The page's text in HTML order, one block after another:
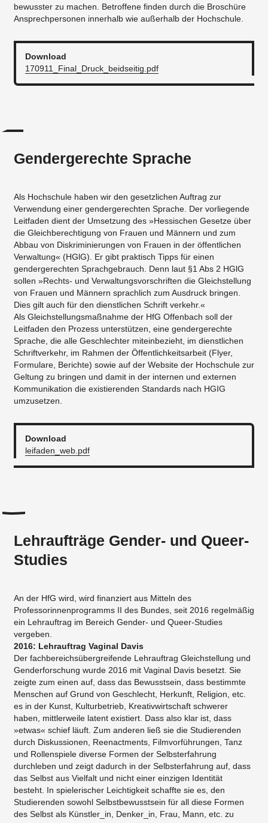
bewusster zu machen. Betroffene finden durch die Broschüre
Ansprechpersonen innerhalb wie außerhalb der Hochschule.
Download
170911_Final_Druck_beidseitig.pdf
Gendergerechte Sprache
Als Hochschule haben wir den gesetzlichen Auftrag zur
Verwendung einer gendergerechten Sprache. Der vorliegende
Leitfaden dient der Umsetzung des »Hessischen Gesetze über
die Gleichberechtigung von Frauen und Männern und zum
Abbau von Diskriminierungen von Frauen in der öffentlichen
Verwaltung« (HGlG). Er gibt praktisch Tipps für einen
gendergerechten Sprachgebrauch. Denn laut §1 Abs 2 HGlG
sollen »Rechts- und Verwaltungsvorschriften die Gleichstellung
von Frauen und Männern sprachlich zum Ausdruck bringen.
Dies gilt auch für den dienstlichen Schrift verkehr.«
Als Gleichstellungsmaßnahme der HfG Offenbach soll der
Leitfaden den Prozess unterstützen, eine gendergerechte
Sprache, die alle Geschlechter miteinbezieht, im dienstlichen
Schriftverkehr, im Rahmen der Öffentlichkeitsarbeit (Flyer,
Formulare, Berichte) sowie auf der Website der Hochschule zur
Geltung zu bringen und damit in der internen und externen
Kommunikation die existierenden Standards nach HGIG
umzusetzen.
Download
leifaden_web.pdf
Lehraufträge Gender- und Queer-
Studies
An der HfG wird, wird finanziert aus Mitteln des
Professorinnenprogramms II des Bundes, seit 2016 regelmäßig
ein Lehrauftrag im Bereich Gender- und Queer-Studies
vergeben.
2016: Lehrauftrag Vaginal Davis
Der fachbereichsübergreifende Lehrauftrag Gleichstellung und
Genderforschung wurde 2016 mit Vaginal Davis besetzt. Sie
zeigte zum einen auf, dass das Bewusstsein, dass bestimmte
Menschen auf Grund von Geschlecht, Herkunft, Religion, etc.
es in der Kunst, Kulturbetrieb, Kreativwirtschaft schwerer
haben, mittlerweile latent existiert. Dass also klar ist, dass
»etwas« schief läuft. Zum anderen ließ sie die Studierenden
durch Diskussionen, Reenactments, Filmvorführungen, Tanz
und Rollenspiele diverse Formen der Selbsterfahrung
durchleben und zeigt dadurch in der Selbsterfahrung auf, dass
das Selbst aus Vielfalt und nicht einer einzigen Identität
besteht. In spielerischer Leichtigkeit schaffte sie es, den
Studierenden sowohl Selbstbewusstsein für all diese Formen
des Selbst als Künstler_in, Denker_in, Frau, Mann, etc. zu